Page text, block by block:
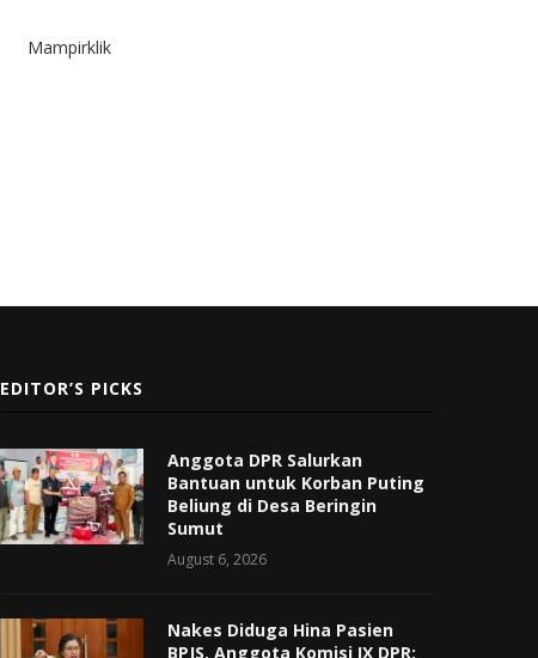
Mampirklik
EDITOR’S PICKS
Anggota DPR Salurkan
Bantuan untuk Korban Puting
Beliung di Desa Beringin
Sumut
August 6, 2026
Nakes Diduga Hina Pasien
BPJS, Anggota Komisi IX DPR: